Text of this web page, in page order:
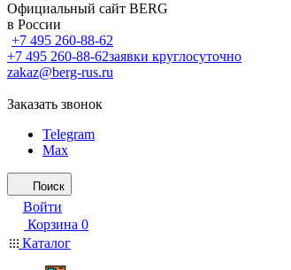
Официальный сайт BERG
в России
+7 495 260-88-62
+7 495 260-88-62заявки круглосуточно
zakaz@berg-rus.ru
Заказать звонок
Telegram
Max
Поиск
Войти
Корзина 0
Каталог